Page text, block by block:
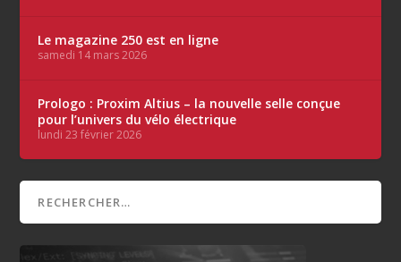
Le magazine 250 est en ligne
samedi 14 mars 2026
Prologo : Proxim Altius – la nouvelle selle conçue
pour l’univers du vélo électrique
lundi 23 février 2026